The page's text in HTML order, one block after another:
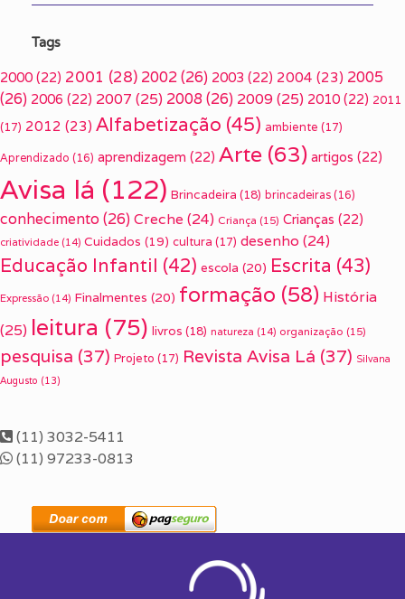
Tags
2000 (22) 2001 (28) 2002(26) 2003 (22) 2004 (23) 2005
(26) 2006 (22) 2007 (25) 2008(26) 2009(25) 2010 (22) 2011
(17) 2012 (23) Alfabetização (45) ambiente (17)
Aprendizado (16) aprendizagem (22) Arte (63) artigos (22)
Avisa lá (122) Brincadeira (18) brincadeiras (16)
conhecimento(26) Creche (24) Criança (15) Crianças (22)
criatividade (14) Cuidados (19) cultura (17) desenho (24)
Educação Infantil (42) escola (20) Escrita (43)
Expressão (14) Finalmentes (20) formação (58) História
(25) leitura (75) livros (18) natureza (14) organização (15)
pesquisa (37) Projeto (17) Revista Avisa Lá (37) Silvana
Augusto (13)
(11) 3032-5411
(11) 97233-0813